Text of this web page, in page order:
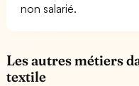
non salarié.
Les autres métiers
textile